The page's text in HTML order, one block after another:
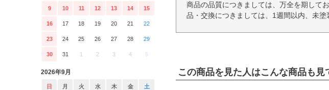
9 10 11 12 13 14 15
16 17 18 19 20 21 22
23 24 25 26 27 28 29
30 31 1 2 3 4 5
2026年9月
日 月 火 水 木 金 土
商品の品質につきましては、万全を期して
品・交換につきましては、1週間以内、未塗
この商品を見た人はこんな商品も見